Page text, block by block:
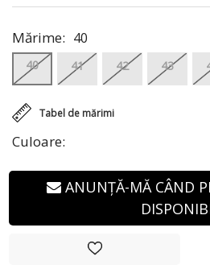
Culoare:
Tabel de mărimi
Mărime: 40
40 41 42 43
ANUNȚĂ-MĂ CÂND